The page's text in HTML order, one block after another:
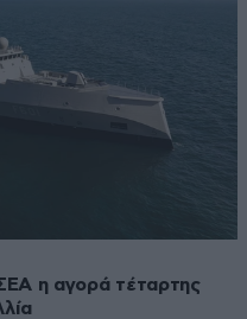
η αγορά τέταρτης